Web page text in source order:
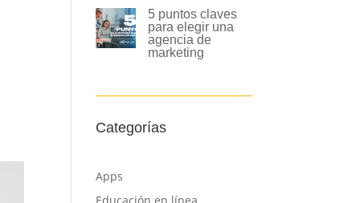
5 puntos claves
para elegir una
agencia de
marketing
Categorías
Apps